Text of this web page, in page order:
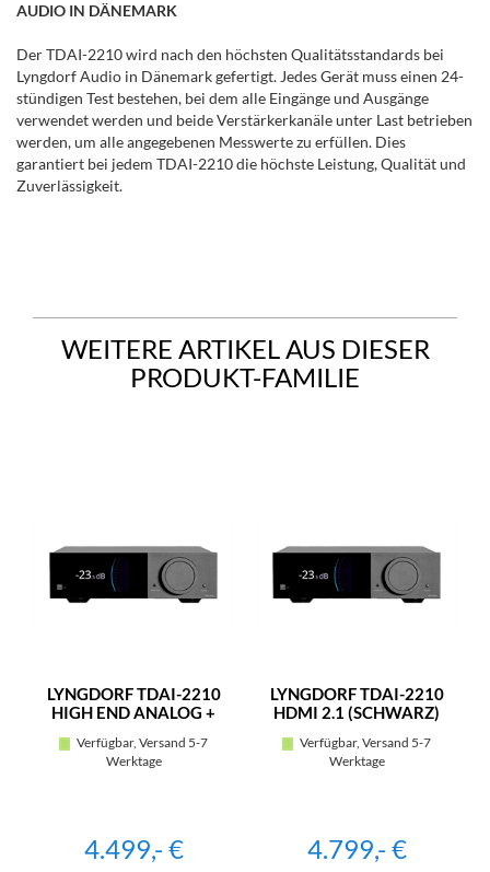
AUDIO IN DÄNEMARK
Der TDAI-2210 wird nach den höchsten Qualitätsstandards bei
Lyngdorf Audio in Dänemark gefertigt. Jedes Gerät muss einen 24-
stündigen Test bestehen, bei dem alle Eingänge und Ausgänge
verwendet werden und beide Verstärkerkanäle unter Last betrieben
werden, um alle angegebenen Messwerte zu erfüllen. Dies
garantiert bei jedem TDAI-2210 die höchste Leistung, Qualität und
Zuverlässigkeit.
WEITERE ARTIKEL AUS DIESER
PRODUKT-FAMILIE
LYNGDORF TDAI-2210
HIGH END ANALOG +
Verfügbar, Versand 5-7
Werktage
4.499,- €
LYNGDORF TDAI-2210
HDMI 2.1 (SCHWARZ)
Verfügbar, Versand 5-7
Werktage
4.799,- €